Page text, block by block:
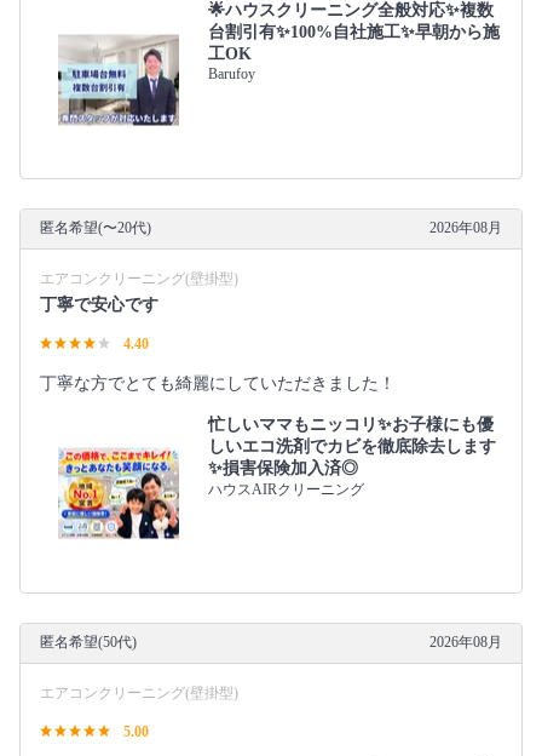
🌟ハウスクリーニング全般対応✨複数
台割引有✨100%自社施工✨早朝から施
工OK
Barufoy
匿名希望(〜20代) 2026年08月
エアコンクリーニング(壁掛型)
丁寧で安心です
4.40
丁寧な方でとても綺麗にしていただきました！
忙しいママもニッコリ✨お子様にも優
しいエコ洗剤でカビを徹底除去します
✨損害保険加入済◎
ハウスAIRクリーニング
匿名希望(50代) 2026年08月
エアコンクリーニング(壁掛型)
5.00